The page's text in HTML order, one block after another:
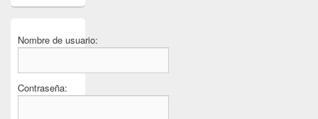
Nombre de usuario:
Contraseña: